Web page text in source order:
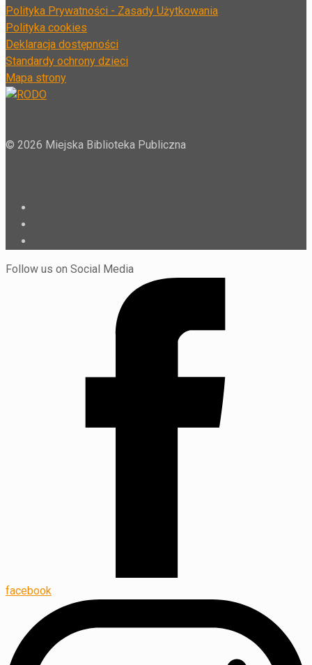
Polityka Prywatności - Zasady Użytkowania
Polityka cookies
Deklaracja dostępności
Standardy ochrony dzieci
Mapa strony
© 2026 Miejska Biblioteka Publiczna
Follow us on Social Media
facebook